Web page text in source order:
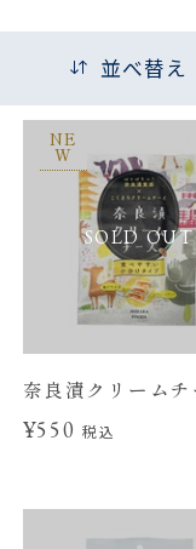
並べ替え
SOLD OUT
NE
W
奈良漬クリームチ
¥550税込